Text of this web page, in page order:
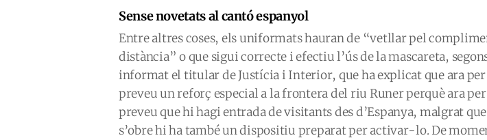
Sense novetats al cantó espanyol
Entre altres coses, els uniformats hauran de “vetllar pel
distància” o que sigui correcte i efectiu l’ús de la mascareta,
informat el titular de Justícia i Interior, que ha explicat que ara per
preveu un reforç especial a la frontera del riu Runer perquè ara per
preveu que hi hagi entrada de visitants des d’Espanya, malgrat
s’obre hi ha també un dispositiu preparat per activar-lo. De